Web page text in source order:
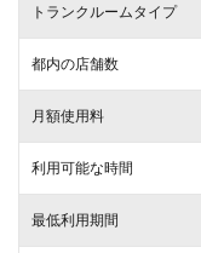
トランクルームタイプ
都内の店舗数
月額使用料
利用可能な時間
最低利用期間